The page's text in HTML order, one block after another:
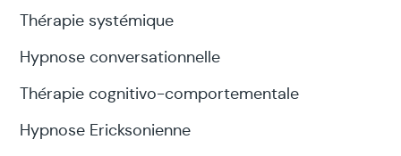
Thérapie systémique
Hypnose conversationnelle
Thérapie cognitivo-comportementale
Hypnose Ericksonienne